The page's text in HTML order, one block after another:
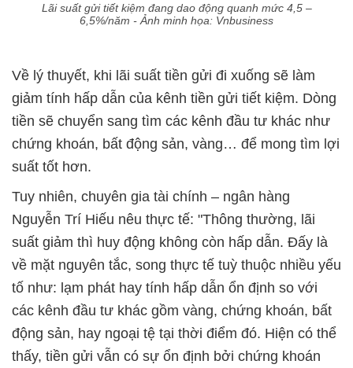
Lãi suất gửi tiết kiệm đang dao động quanh mức 4,5 –
6,5%/năm - Ảnh minh họa: Vnbusiness
Về lý thuyết, khi lãi suất tiền gửi đi xuống sẽ làm
giảm tính hấp dẫn của kênh tiền gửi tiết kiệm. Dòng
tiền sẽ chuyển sang tìm các kênh đầu tư khác như
chứng khoán, bất động sản, vàng… để mong tìm lợi
suất tốt hơn.
Tuy nhiên, chuyên gia tài chính – ngân hàng
Nguyễn Trí Hiếu nêu thực tế: "Thông thường, lãi
suất giảm thì huy động không còn hấp dẫn. Đấy là
về mặt nguyên tắc, song thực tế tuỳ thuộc nhiều yếu
tố như: lạm phát hay tính hấp dẫn ổn định so với
các kênh đầu tư khác gồm vàng, chứng khoán, bất
động sản, hay ngoại tệ tại thời điểm đó. Hiện có thể
thấy, tiền gửi vẫn có sự ổn định bởi chứng khoán